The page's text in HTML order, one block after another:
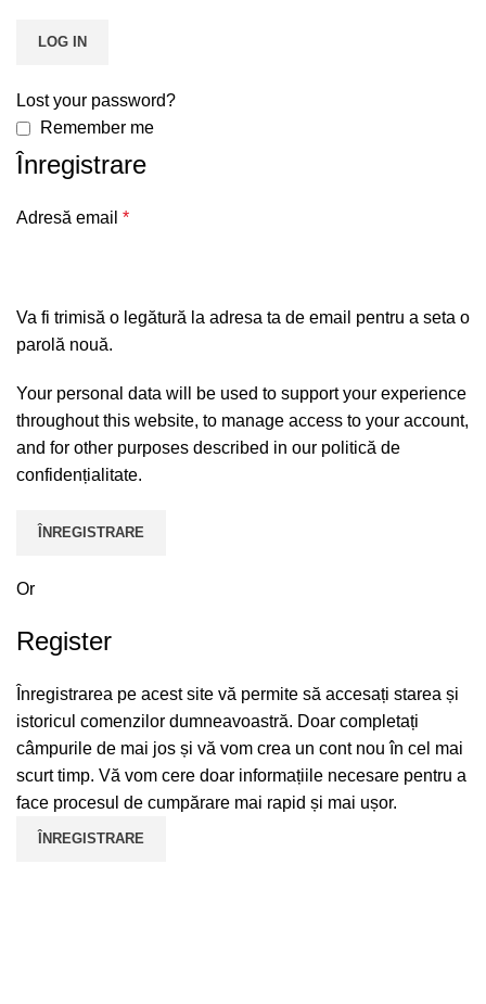
LOG IN
Lost your password?
Remember me
Înregistrare
Adresă email *
Va fi trimisă o legătură la adresa ta de email pentru a seta o
parolă nouă.
Your personal data will be used to support your experience
throughout this website, to manage access to your account,
and for other purposes described in our politică de
confidențialitate.
ÎNREGISTRARE
Or
Register
Înregistrarea pe acest site vă permite să accesați starea și
istoricul comenzilor dumneavoastră. Doar completați
câmpurile de mai jos și vă vom crea un cont nou în cel mai
scurt timp. Vă vom cere doar informațiile necesare pentru a
face procesul de cumpărare mai rapid și mai ușor.
ÎNREGISTRARE